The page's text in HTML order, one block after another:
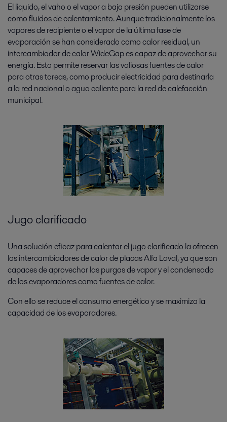
El líquido, el vaho o el vapor a baja presión pueden utilizarse
como fluidos de calentamiento. Aunque tradicionalmente los
vapores de recipiente o el vapor de la última fase de
evaporación se han considerado como calor residual, un
intercambiador de calor WideGap es capaz de aprovechar su
energía. Esto permite reservar las valiosas fuentes de calor
para otras tareas, como producir electricidad para destinarla
a la red nacional o agua caliente para la red de calefacción
municipal.
Jugo clarificado
Una solución eficaz para calentar el jugo clarificado la ofrecen
los intercambiadores de calor de placas Alfa Laval, ya que son
capaces de aprovechar las purgas de vapor y el condensado
de los evaporadores como fuentes de calor.
Con ello se reduce el consumo energético y se maximiza la
capacidad de los evaporadores.